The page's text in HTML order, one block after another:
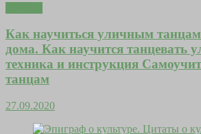
Как научиться уличным
дома. Как научится танцевать
техника и инструкция
танцам
27.09.2020